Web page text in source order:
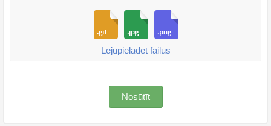
Lejupielādēt failus
Nosūtīt